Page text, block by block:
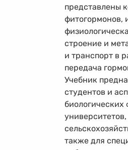
представлены
фитогормонов,
строение и
и транспорт в
передача
Учебник
студентов и
биологических
также для